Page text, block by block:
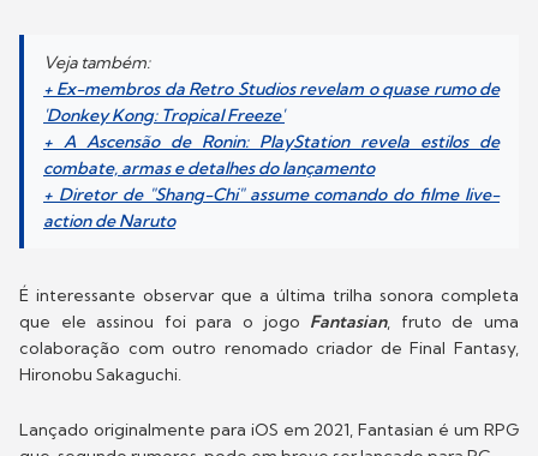
Veja também:
+ Ex-membros da Retro Studios revelam o quase rumo de
'Donkey Kong: Tropical Freeze'
+ A Ascensão de Ronin: PlayStation revela estilos de
combate, armas e detalhes do lançamento
+ Diretor de "Shang-Chi" assume comando do filme live-
action de Naruto
É interessante observar que a última trilha sonora completa
que ele assinou foi para o jogo Fantasian, fruto de uma
colaboração com outro renomado criador de Final Fantasy,
Hironobu Sakaguchi.
Lançado originalmente para iOS em 2021, Fantasian é um RPG